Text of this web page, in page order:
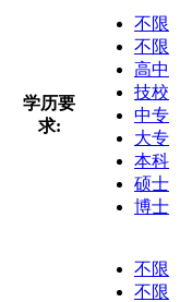
学历要
求:
不限
不限
高中
技校
中专
大专
本科
硕士
博士
不限
不限